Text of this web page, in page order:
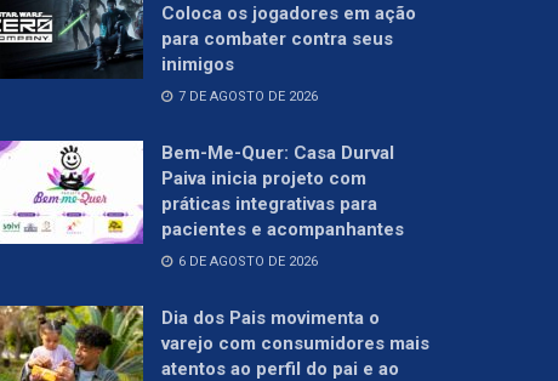
Coloca os jogadores em ação
para combater contra seus
inimigos
7 DE AGOSTO DE 2026
Bem-Me-Quer: Casa Durval
Paiva inicia projeto com
práticas integrativas para
pacientes e acompanhantes
6 DE AGOSTO DE 2026
Dia dos Pais movimenta o
varejo com consumidores mais
atentos ao perfil do pai e ao